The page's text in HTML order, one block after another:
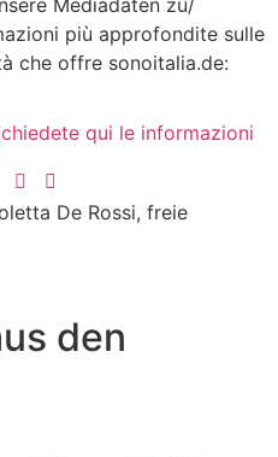
più approfondite sulle
che offre sonoitalia.de:
qui le informazioni
De Rossi, freie
den